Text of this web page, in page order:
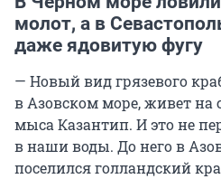
молот, а в
даже ядовитую фугу
— Новый вид грязевого
в Азовском море, живет на
мыса Казантип. И это не
в наши воды. До него в
поселился голландский